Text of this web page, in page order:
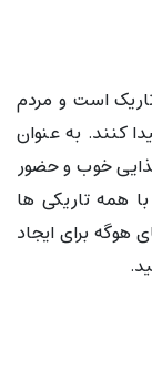
است و مردم
کنند. به عنوان
خوب و حضور
همه تاریکی ها
برای ایجاد